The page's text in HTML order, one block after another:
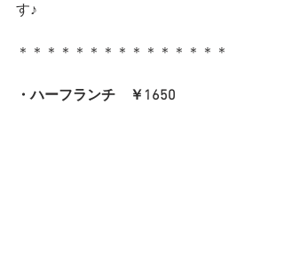
す♪
＊＊＊＊＊＊＊＊＊＊＊＊＊＊＊
・ハーフランチ　￥1650